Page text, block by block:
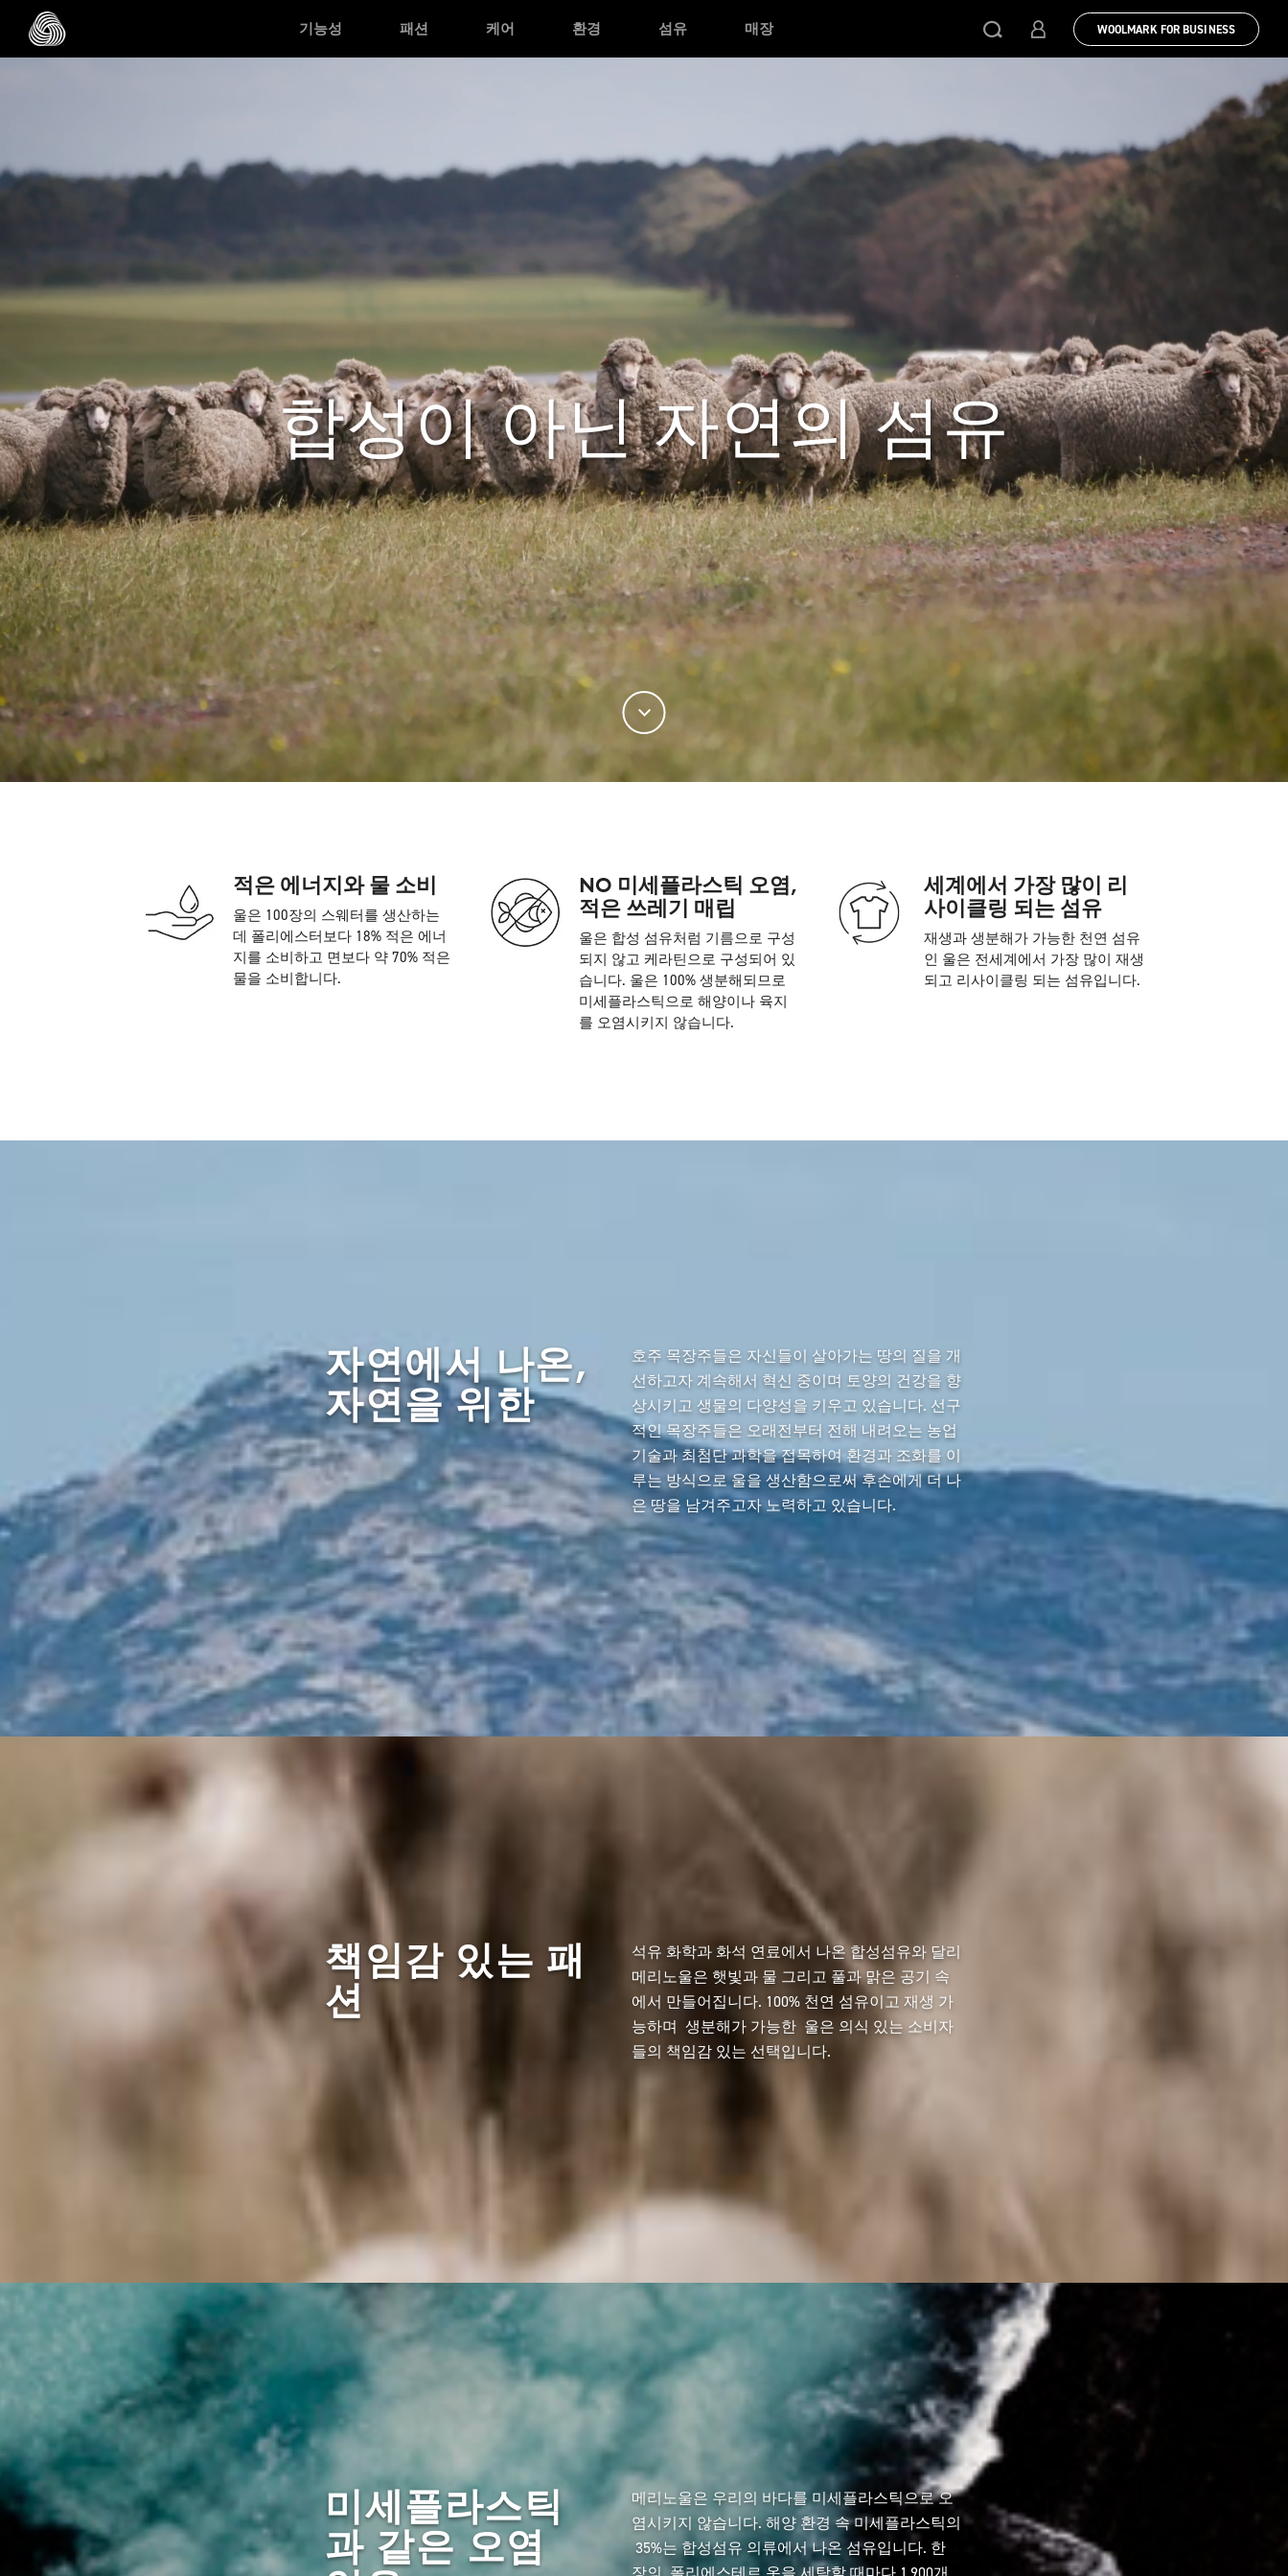
Skip to main content
기능성 패션 케어 환경 섬유 매장 WOOLMARK FOR BUSINESS
합성이 아닌 자연의 섬유
적은 에너지와 물 소비
울은 100장의 스웨터를 생산하는
데 폴리에스터보다 18% 적은 에너
지를 소비하고 면보다 약 70% 적은
물을 소비합니다.
NO 미세플라스틱 오염,
적은 쓰레기 매립
울은 합성 섬유처럼 기름으로 구성
되지 않고 케라틴으로 구성되어 있
습니다. 울은 100% 생분해되므로
미세플라스틱으로 해양이나 육지
를 오염시키지 않습니다.
세계에서 가장 많이 리
사이클링 되는 섬유
재생과 생분해가 가능한 천연 섬유
인 울은 전세계에서 가장 많이 재생
되고 리사이클링 되는 섬유입니다.
자연에서 나온,
자연을 위한
호주 목장주들은 자신들이 살아가는 땅의 질을 개
선하고자 계속해서 혁신 중이며 토양의 건강을 향
상시키고 생물의 다양성을 키우고 있습니다. 선구
적인 목장주들은 오래전부터 전해 내려오는 농업
기술과 최첨단 과학을 접목하여 환경과 조화를 이
루는 방식으로 울을 생산함으로써 후손에게 더 나
은 땅을 남겨주고자 노력하고 있습니다.
책임감 있는 패
션
석유 화학과 화석 연료에서 나온 합성섬유와 달리
메리노울은 햇빛과 물 그리고 풀과 맑은 공기 속
에서 만들어집니다. 100% 천연 섬유이고 재생 가
능하며 생분해가 가능한 울은 의식 있는 소비자
들의 책임감 있는 선택입니다.
미세플라스틱
과 같은 오염
메리노울은 우리의 바다를 미세플라스틱으로 오
염시키지 않습니다. 해양 환경 속 미세플라스틱의
35%는 합성섬유 의류에서 나온 섬유입니다. 한